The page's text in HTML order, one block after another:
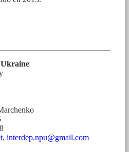
, interdep.npu@gmail.com